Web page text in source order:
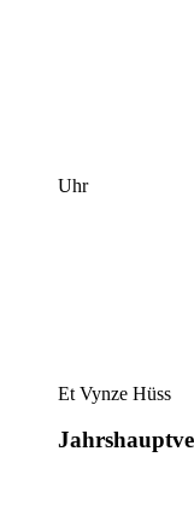
Uhr
Et Vynze Hüss